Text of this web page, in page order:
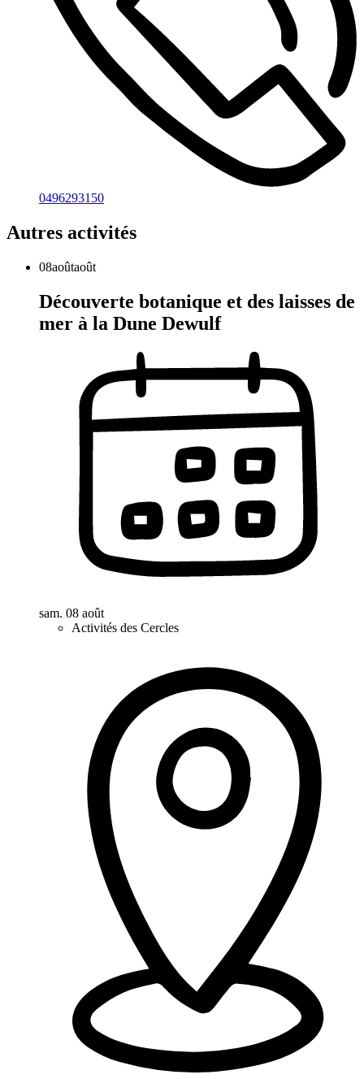
0496293150
Autres activités
08aoûtaoût
Découverte botanique et des laisses de
mer à la Dune Dewulf
sam. 08 août
Activités des Cercles